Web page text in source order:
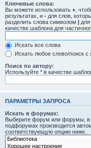
Ключевые слова:
Вы можете использовать + ,
результатах, и - для слов,
разделить слова символом |
качестве шаблона для
Искать все слова
Искать любое слово/поиск с
Поиск по автору:
Используйте * в качестве
ПАРАМЕТРЫ ЗАПРОСА
Искать в форумах:
Выберите форум или форумы, в
подфорумах производится
соответствующую опцию ниже.